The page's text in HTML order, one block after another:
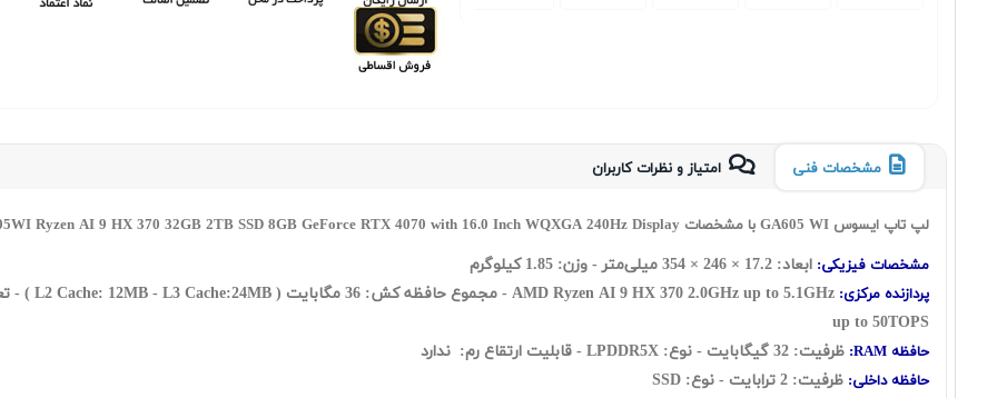
مشخصات فنی امتیاز و نظرات کاربران
لپ تاپ ایسوس GA605 WI با مشخصات Asus ROG Zephyrus G16 GA605WI Ryzen AI 9 HX 370 32GB 2TB SSD 8GB GeForce RTX 4070 with 16.0 Inch WQXGA 240Hz Display
مشخصات فیزیکی: ابعاد: 17.2 × 246 × 354 میلی‌متر - وزن: 1.85 کیلوگرم
پردازنده مرکزی:
up to 50TOPS
حافظه RAM: ظرفیت: 32 گيگابايت - نوع: LPDDR5X - قابلیت ارتقاع رم: ندارد
حافظه داخلی: ظرفیت: 2 ترابایت - نوع: SSD